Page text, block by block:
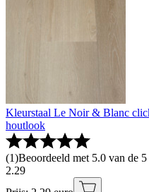
Kleurstaal Le Noir & Blanc
houtlook
(1)Beoordeeld met 5.0 van de
2.29